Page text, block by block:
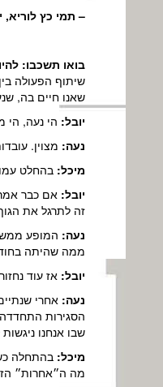
– תמי כץ לוריא,
בואו תשכבו:
שיתוף הפעולה
שאנו חיים בה,
יובל: הי נעה, הי
נעה: מצוין.
מיכל: בהחלט
יובל: אם כבר
זה לתרגל את
נעה: המופע
ממה שהיתה
יובל: אז עוד
נעה: אחרי
הסגירות
שבו אנחנו
מיכל: בהתחלה
מה ה״אחרות״